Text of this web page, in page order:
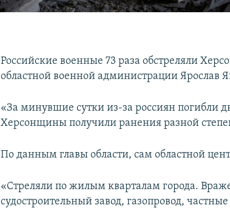
Российские военные 73 раза обстреляли
областной военной администрации Ярослав
«За минувшие сутки из-за россиян погибли
Херсонщины получили ранения разной
По данным главы области, сам областной
«Стреляли по жилым кварталам города.
судостроительный завод, газопровод,